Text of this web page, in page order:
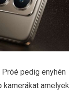
pedig enyhén
kamerákat amelyek